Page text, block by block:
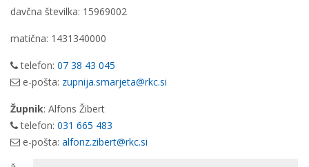
davčna številka: 15969002
matična: 1431340000
telefon: 07 38 43 045
e-pošta: zupnija.smarjeta@rkc.si
Župnik: Alfons Žibert
telefon: 031 665 483
e-pošta: alfonz.zibert@rkc.si